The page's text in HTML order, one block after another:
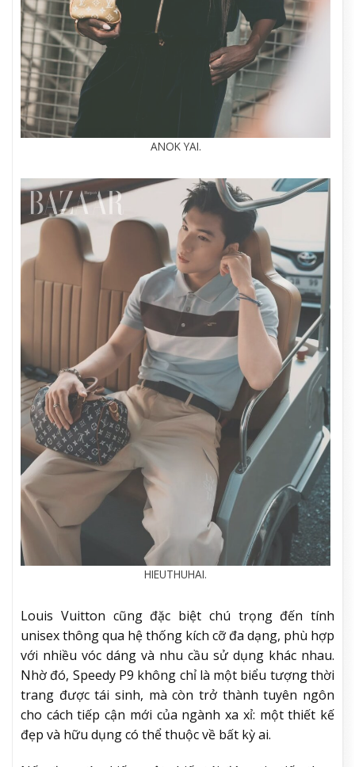
ANOK YAI.
HIEUTHUHAI.
Louis Vuitton cũng đặc biệt chú trọng đến tính
unisex thông qua hệ thống kích cỡ đa dạng, phù hợp
với nhiều vóc dáng và nhu cầu sử dụng khác nhau.
Nhờ đó, Speedy P9 không chỉ là một biểu tượng thời
trang được tái sinh, mà còn trở thành tuyên ngôn
cho cách tiếp cận mới của ngành xa xỉ: một thiết kế
đẹp và hữu dụng có thể thuộc về bất kỳ ai.